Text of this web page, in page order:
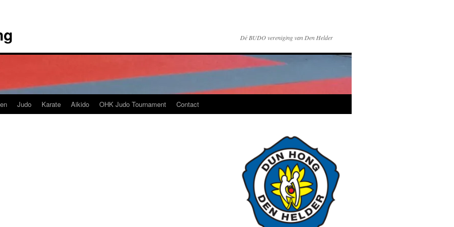
Dé BUDO vereniging van Den Helder
Judo Karate Aikido OHK Judo Tournament Contact